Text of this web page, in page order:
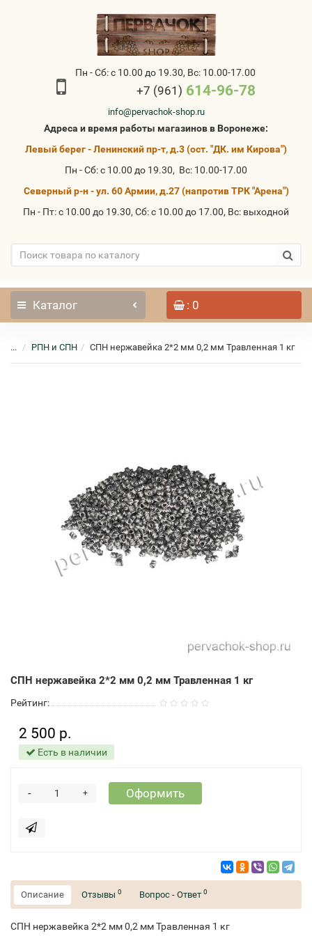
Пн - Сб: с 10.00 до 19.30, Вс: 10.00-17.00
+7 (961) 614-96-78
info@pervachok-shop.ru
Адреса и время работы магазинов в Воронеже:
Левый берег - Ленинский пр-т, д.3 (ост. "ДК. им Кирова")
Пн - Сб: с 10.00 до 19.30, Вс: 10.00-17.00
Северный р-н - ул. 60 Армии, д.27 (напротив ТРК "Арена")
Пн - Пт: с 10.00 до 19.30, Сб: с 10.00 до 17.00, Вс: выходной
Каталог : 0
... РПН и СПН СПН нержавейка 2*2 мм 0,2 мм Травленная 1 кг
СПН нержавейка 2*2 мм 0,2 мм Травленная 1 кг
Рейтинг:
2 500 р.
Есть в наличии
+
- Оформить
Описание Отзывы 0 Вопрос - Ответ 0
СПН нержавейка 2*2 мм 0,2 мм Травленная 1 кг